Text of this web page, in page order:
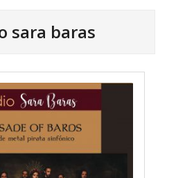
sara baras